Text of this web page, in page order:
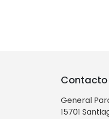
Contacto
General
15701